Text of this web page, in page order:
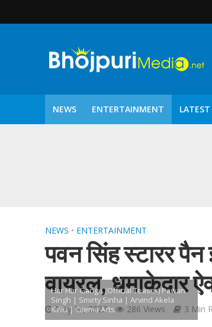
NEWS ENTERTAINMENT LATEST
NEWS • ENTERTAINMENT
पवन सिंह स्टारर
वायरल, धमाकेदार
May 14, 2023 286 Views 3 Min
Har Har Gange (Official Teaser) Pawan
Singh | Smirty Sinha | Arvind Akela
Kallu | Cilema Arts